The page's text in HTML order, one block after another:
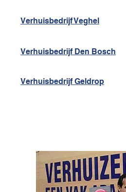
Verhuisbedrijf Veghel
Verhuisbedrijf Den Bosch
Verhuisbedrijf Geldrop